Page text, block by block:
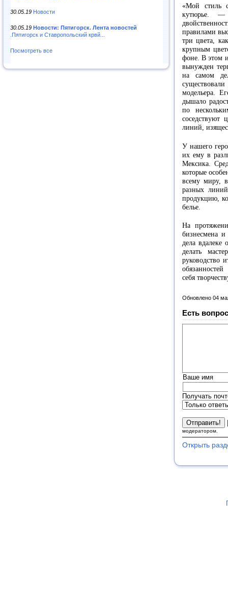
30.05.19 Новости
30.05.19 Новости: Пятигорск. Лента новостей
.Пятигорск и Ставропольский крвй...
Посмотреть все
«Мой стиль
кутюрье. —
правилами
три цвета,
крупным
фоне. В этом и
вынужден
на самом
модельера.
дышало
по
соседствуют
линий,
У нашего
их ему в
Мексика.
которые
всему миру,
разных
продукцию,
белье.
На
бизнесмена и
дела
делать
руководство
себя
Обновлено 04
Есть
Ваше имя
Получать
модератором.
Открыть